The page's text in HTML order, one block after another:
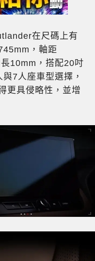
在尺碼上有
，軸距
10mm，搭配20吋
7人座車型選擇，
更具侵略性，並增